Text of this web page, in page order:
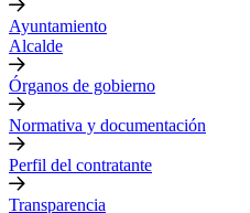
Ayuntamiento
Alcalde
Órganos de gobierno
Normativa y documentación
Perfil del contratante
Transparencia